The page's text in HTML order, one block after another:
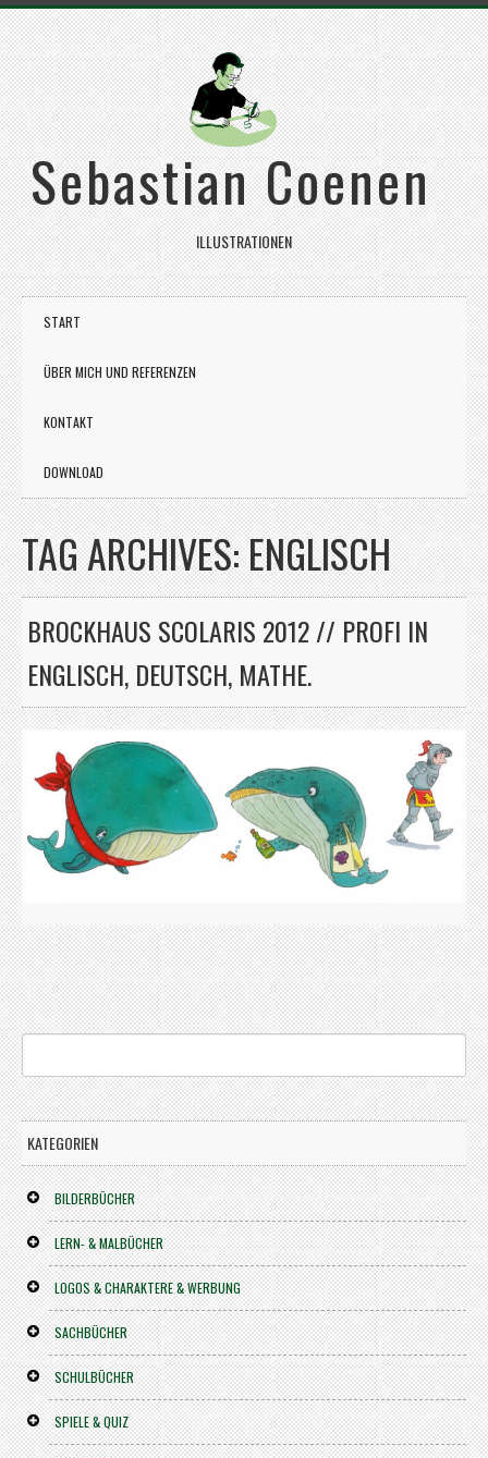
Sebastian Coenen
ILLUSTRATIONEN
START
ÜBER MICH UND REFERENZEN
KONTAKT
DOWNLOAD
TAG ARCHIVES:ENGLISCH
BROCKHAUS SCOLARIS 2012 // PROFI IN
ENGLISCH, DEUTSCH, MATHE.
KATEGORIEN
BILDERBÜCHER
LERN- & MALBÜCHER
LOGOS & CHARAKTERE & WERBUNG
SACHBÜCHER
SCHULBÜCHER
SPIELE & QUIZ